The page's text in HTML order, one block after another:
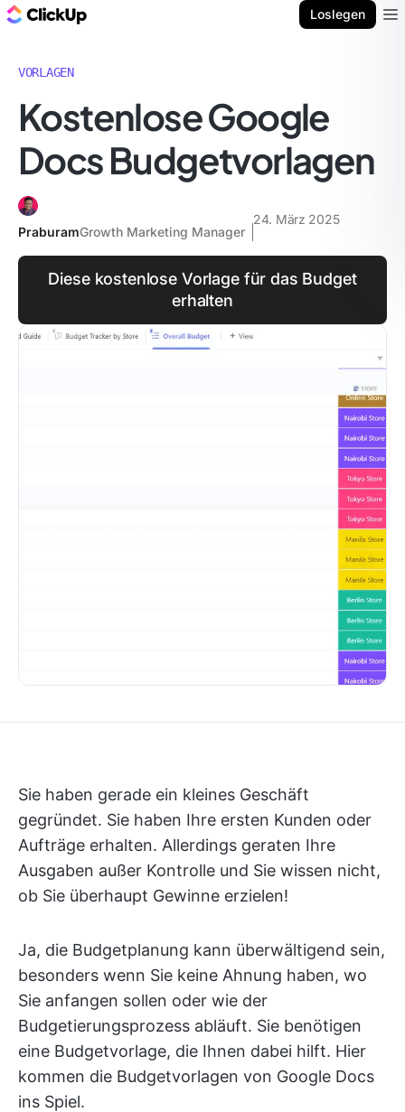
Loslegen
VORLAGEN
Kostenlose Google
Docs Budgetvorlagen
PraburamGrowth Marketing Manager
24. März 2025
Diese kostenlose Vorlage für das Budget
erhalten
Sie haben gerade ein kleines Geschäft
gegründet. Sie haben Ihre ersten Kunden oder
Aufträge erhalten. Allerdings geraten Ihre
Ausgaben außer Kontrolle und Sie wissen nicht,
ob Sie überhaupt Gewinne erzielen!
Ja, die Budgetplanung kann überwältigend sein,
besonders wenn Sie keine Ahnung haben, wo
Sie anfangen sollen oder wie der
Budgetierungsprozess abläuft. Sie benötigen
eine Budgetvorlage, die Ihnen dabei hilft. Hier
kommen die Budgetvorlagen von Google Docs
ins Spiel.